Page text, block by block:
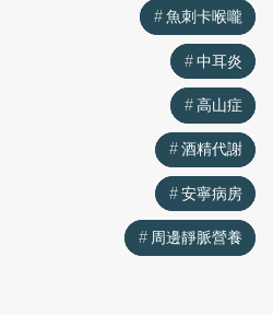
魚刺卡喉嚨
中耳炎
高山症
酒精代謝
安寧病房
周邊靜脈營養
魚刺卡喉嚨
中耳炎
高山症
酒精代謝
安寧病房
周邊靜脈營養